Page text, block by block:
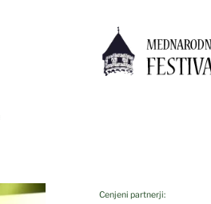
Cenjeni partnerji: